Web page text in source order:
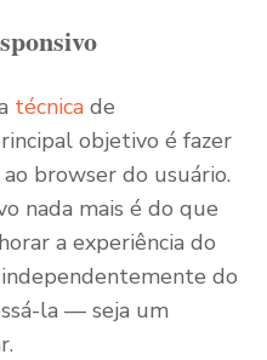
técnica de
objetivo é fazer
browser do usuário.
nada mais é do que
a experiência do
do
la — seja um